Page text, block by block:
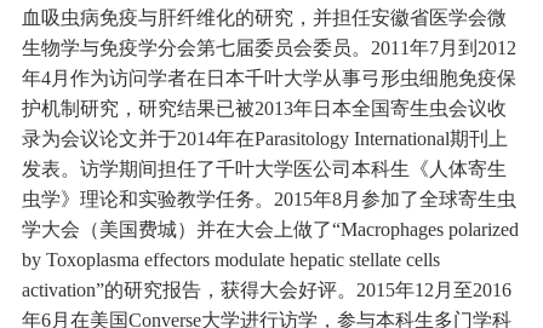
血吸虫病免疫与肝纤维化的研究 ，并担任安徽省医学会微
生物学与免疫学分会第七届委员会委员。 2011年7月到2012
年4月作为访问学者在日本千叶大学从事弓形虫细胞免疫保
护机制研究，研究结果已被2013年日本全国寄生虫会议收
录为会议论文并于2014年在Parasitology International期刊上
发表。访学期间担任了千叶大学医公司本科生《人体寄生
虫学》理论和实验教学任务。 2015年8月参加了全球寄生虫
学大会（美国费城）并在大会上做了“Macrophages polarized
by Toxoplasma effectors modulate hepatic stellate cells
activation”的研究报告，获得大会好评。2015年12月至2016
年6月在美国Converse大学进行访学，参与本科生多门学科